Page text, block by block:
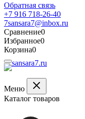
Обратная связь
+7 916 718-26-40
7sansara7@inbox.ru
Сравнение0
Избранное0
Корзина0
Меню
Каталог товаров